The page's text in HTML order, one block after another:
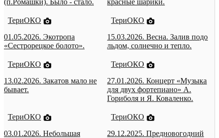
(п.Ромашки). Было - стало.
красные шарики.
ТериОКО
01.05.2026. Экотропа
«Сестрорецкое болото».
ТериОКО
15.03.2026. Весна. Залив подо
льдом, солнечно и тепло.
ТериОКО
13.02.2026. Закатов мало не
бывает.
ТериОКО
27.01.2026. Концерт «Музыка
для двух фортепиано» А.
Гориболя и Я. Коваленко.
ТериОКО
03.01.2026. Небольшая
ТериОКО
29.12.2025. Предновогодний